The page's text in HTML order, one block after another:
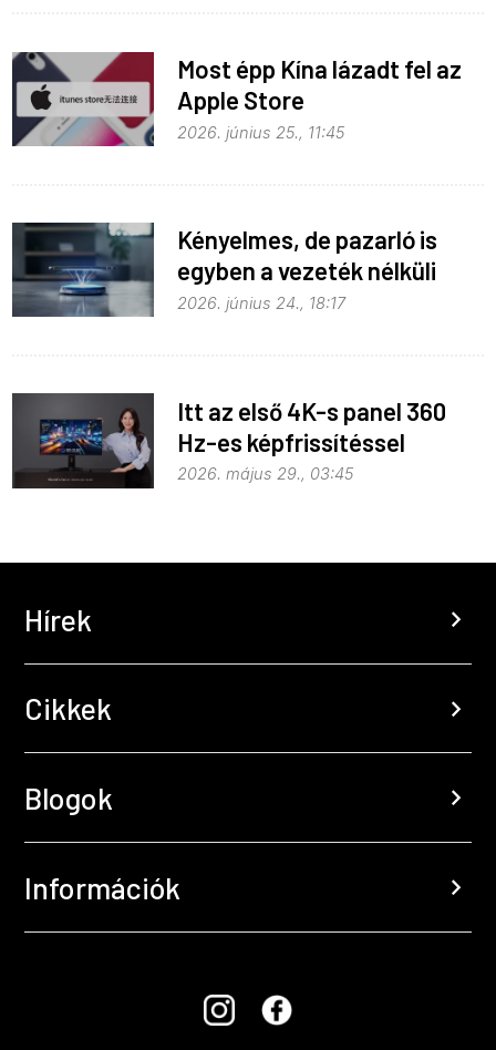
Most épp Kína lázadt fel az
Apple Store
monopolhelyzete ellen
2026. június 25., 11:45
Kényelmes, de pazarló is
egyben a vezeték nélküli
töltés
2026. június 24., 18:17
Itt az első 4K-s panel 360
Hz-es képfrissítéssel
2026. május 29., 03:45
Hírek chevron_right
Cikkek chevron_right
Blogok chevron_right
Információk chevron_right